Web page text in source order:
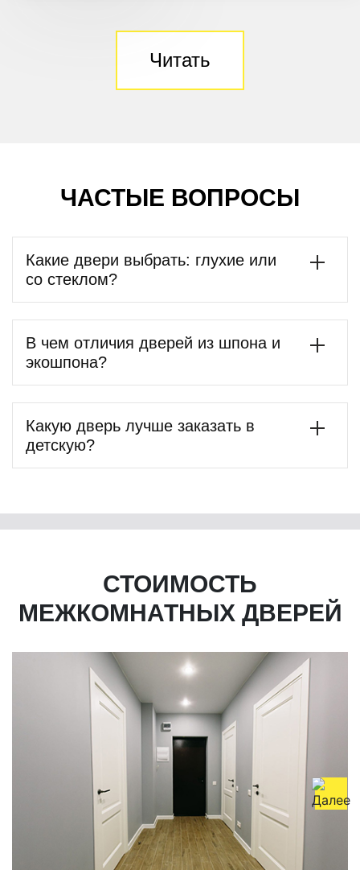
Читать
ЧАСТЫЕ ВОПРОСЫ
Какие двери выбрать: глухие или
со стеклом?
В чем отличия дверей из шпона и
экошпона?
Какую дверь лучше заказать в
детскую?
СТОИМОСТЬ
МЕЖКОМНАТНЫХ ДВЕРЕЙ